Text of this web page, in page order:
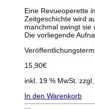
Eine Revueoperette
Zeitgeschichte wird
manchmal swingt sie
Die vorliegende
15,90€
inkl. 19 % MwSt. zzgl.
In den Warenkorb